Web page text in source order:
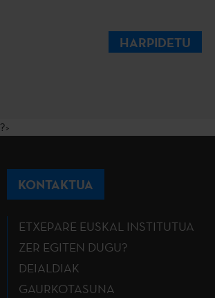
HARPIDETU
?>
KONTAKTUA
ETXEPARE EUSKAL INSTITUTUA
ZER EGITEN DUGU?
DEIALDIAK
GAURKOTASUNA